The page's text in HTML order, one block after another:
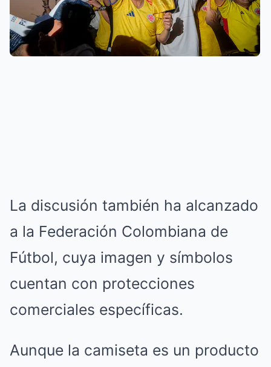
La discusión también ha alcanzado
a la Federación Colombiana de
Fútbol, cuya imagen y símbolos
cuentan con protecciones
comerciales específicas.
Aunque la camiseta es un producto